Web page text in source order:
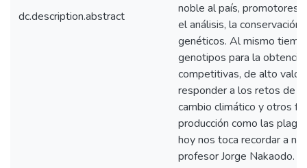
dc.description.abstract
noble al país, promotores
el análisis, la
genéticos. Al mismo
genotipos para la
competitivas, de alto
responder a los retos de
cambio climático y otros
producción como las
hoy nos toca recordar a
profesor Jorge Nakaodo.